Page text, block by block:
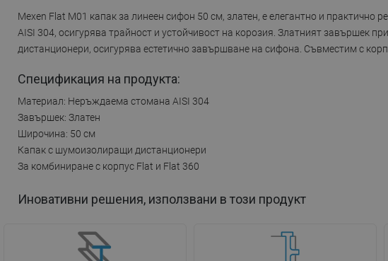
Mexen Flat M01 капак за линеен сифон 50 см, златен, е елегантно и
AISI 304, осигурява трайност и устойчивост на корозия. Златният завършек
дистанционери, осигурява естетично завършване на сифона. Съвместим с
Спецификация на продукта:
Материал: Неръждаема стомана AISI 304
Завършек: Златен
Широчина: 50 см
Капак с шумоизолиращи дистанционери
За комбиниране с корпус Flat и Flat 360
Иновативни решения, използвани в този продукт